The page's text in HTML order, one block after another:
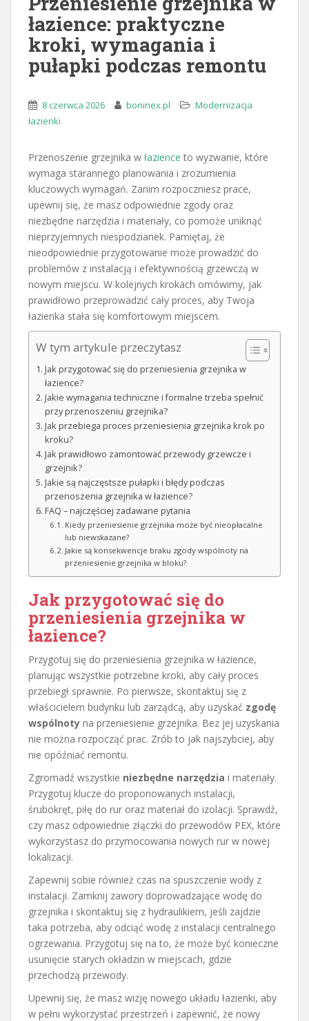
łazience: praktyczne
kroki, wymagania i
pułapki podczas remontu
8 czerwca 2026 boninex.pl
Modernizacja
łazienki
Przenoszenie grzejnika w łazience to wyzwanie, które
wymaga starannego planowania i zrozumienia
kluczowych wymagań. Zanim rozpoczniesz prace,
upewnij się, że masz odpowiednie zgody oraz
niezbędne narzędzia i materiały, co pomoże uniknąć
nieprzyjemnych niespodzianek. Pamiętaj, że
nieodpowiednie przygotowanie może prowadzić do
problemów z instalacją i efektywnością grzewczą w
nowym miejscu. W kolejnych krokach omówimy, jak
prawidłowo przeprowadzić cały proces, aby Twoja
łazienka stała się komfortowym miejscem.
W tym artykule przeczytasz
Jak przygotować się do przeniesienia grzejnika w
łazience?
Jakie wymagania techniczne i formalne trzeba spełnić
przy przenoszeniu grzejnika?
Jak przebiega proces przeniesienia grzejnika krok po
kroku?
Jak prawidłowo zamontować przewody grzewcze i
grzejnik?
Jakie są najczęstsze pułapki i błędy podczas
przenoszenia grzejnika w łazience?
FAQ – najczęściej zadawane pytania
Kiedy przeniesienie grzejnika może być nieopłacalne
lub niewskazane?
Jakie są konsekwencje braku zgody wspólnoty na
przeniesienie grzejnika w bloku?
Jak przygotować się do
przeniesienia grzejnika w
łazience?
Przygotuj się do przeniesienia grzejnika w łazience,
planując wszystkie potrzebne kroki, aby cały proces
przebiegł sprawnie. Po pierwsze, skontaktuj się z
właścicielem budynku lub zarządcą, aby uzyskać zgodę
wspólnoty na przeniesienie grzejnika. Bez jej uzyskania
nie można rozpocząć prac. Zrób to jak najszybciej, aby
nie opóźniać remontu.
Zgromadź wszystkie niezbędne narzędzia i materiały.
Przygotuj klucze do proponowanych instalacji,
śrubokręt, piłę do rur oraz materiał do izolacji. Sprawdź,
czy masz odpowiednie złączki do przewodów PEX, które
wykorzystasz do przymocowania nowych rur w nowej
lokalizacji.
Zapewnij sobie również czas na spuszczenie wody z
instalacji. Zamknij zawory doprowadzające wodę do
grzejnika i skontaktuj się z hydraulikiem, jeśli zajdzie
taka potrzeba, aby odciąć wodę z instalacji centralnego
ogrzewania. Przygotuj się na to, że może być konieczne
usunięcie starych okładzin w miejscach, gdzie
przechodzą przewody.
Upewnij się, że masz wizję nowego układu łazienki, aby
w pełni wykorzystać przestrzeń i zapewnić, że nowy